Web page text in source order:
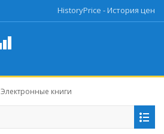
HistoryPrice - История цен
Электронные книги